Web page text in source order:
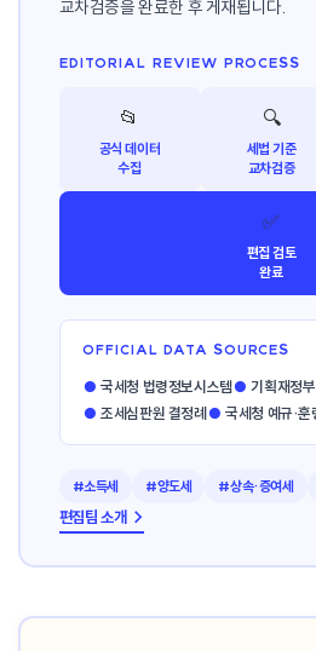
교차검증을 완료한 후 게재됩니다.
EDITORIAL REVIEW PROCESS
📂
공식 데이터
수집
🔍
세법 기준
교차검증
✅
편집 검토
완료
OFFICIAL DATA SOURCES
● 국세청 법령정보시스템● 기획재정
● 조세심판원 결정례 ● 국세청 예규·훈
#소득세 #양도세 #상속·증여세
편집팀 소개 →